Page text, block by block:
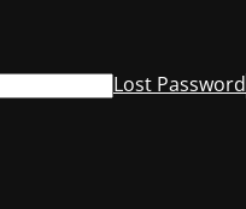
Lost Password